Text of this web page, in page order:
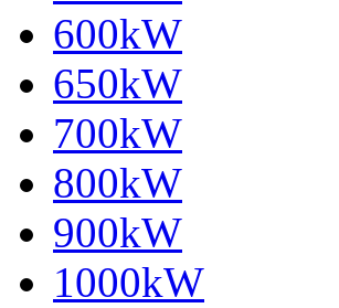
600kW
650kW
700kW
800kW
900kW
1000kW